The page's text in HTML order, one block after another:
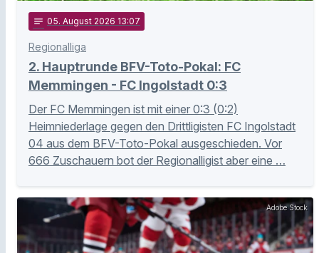
notes 05. August 2026 13:07
Regionalliga
2. Hauptrunde BFV-Toto-Pokal: FC
Memmingen - FC Ingolstadt 0:3
Der FC Memmingen ist mit einer 0:3 (0:2)
Heimniederlage gegen den Drittligisten FC Ingolstadt
04 aus dem BFV-Toto-Pokal ausgeschieden. Vor
666 Zuschauern bot der Regionalligist aber eine …
Adobe Stock